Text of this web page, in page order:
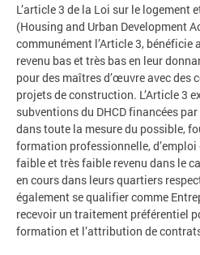
L’article 3 de la Loi sur le logement
(Housing and Urban Development
communément l’Article 3, bénéficie
revenu bas et très bas en leur
pour des maîtres d’œuvre avec des
projets de construction. L’Article 3
subventions du DHCD financées
dans toute la mesure du possible,
formation professionnelle,
faible et très faible revenu dans le
en cours dans leurs quartiers
également se qualifier comme
recevoir un traitement préférentiel
formation et l’attribution de